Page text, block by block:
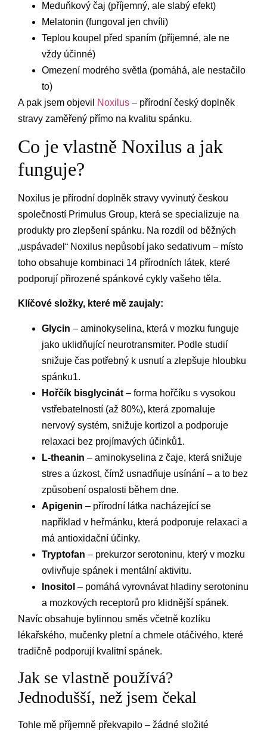
Meduňkový čaj (příjemný, ale slabý efekt)
Melatonin (fungoval jen chvíli)
Teplou koupel před spaním (příjemné, ale ne
vždy účinné)
Omezení modrého světla (pomáhá, ale nestačilo
to)
A pak jsem objevil
Noxilus – přírodní český doplněk
stravy zaměřený přímo na kvalitu spánku.
Co je vlastně Noxilus a jak
funguje?
Noxilus je přírodní doplněk stravy vyvinutý českou
společností Primulus Group, která se specializuje na
produkty pro zlepšení spánku. Na rozdíl od běžných
„uspávadel“ Noxilus nepůsobí jako sedativum – místo
toho obsahuje kombinaci 14 přírodních látek, které
podporují přirozené spánkové cykly vašeho těla.
Klíčové složky, které mě zaujaly:
Glycin – aminokyselina, která v mozku funguje
jako uklidňující neurotransmiter. Podle studií
snižuje čas potřebný k usnutí a zlepšuje hloubku
spánku1.
Hořčík bisglycinát – forma hořčíku s vysokou
vstřebatelností (až 80%), která zpomaluje
nervový systém, snižuje kortizol a podporuje
relaxaci bez projímavých účinků1.
L-theanin – aminokyselina z čaje, která snižuje
stres a úzkost, čímž usnadňuje usínání – a to bez
způsobení ospalosti během dne.
Apigenin – přírodní látka nacházející se
například v heřmánku, která podporuje relaxaci a
má antioxidační účinky.
Tryptofan – prekurzor serotoninu, který v mozku
ovlivňuje spánek i mentální aktivitu.
Inositol – pomáhá vyrovnávat hladiny serotoninu
a mozkových receptorů pro klidnější spánek.
Navíc obsahuje bylinnou směs včetně kozlíku
lékařského, mučenky pletní a chmele otáčivého, které
tradičně podporují kvalitní spánek.
Jak se vlastně používá?
Jednodušší, než jsem čekal
Tohle mě příjemně překvapilo – žádné složité